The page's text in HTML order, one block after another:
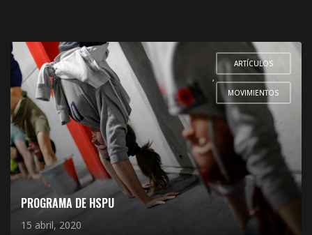
ARTÍCULOS
,
MOVIMIENTOS
PROGRAMA DE HSPU
15 abril, 2020